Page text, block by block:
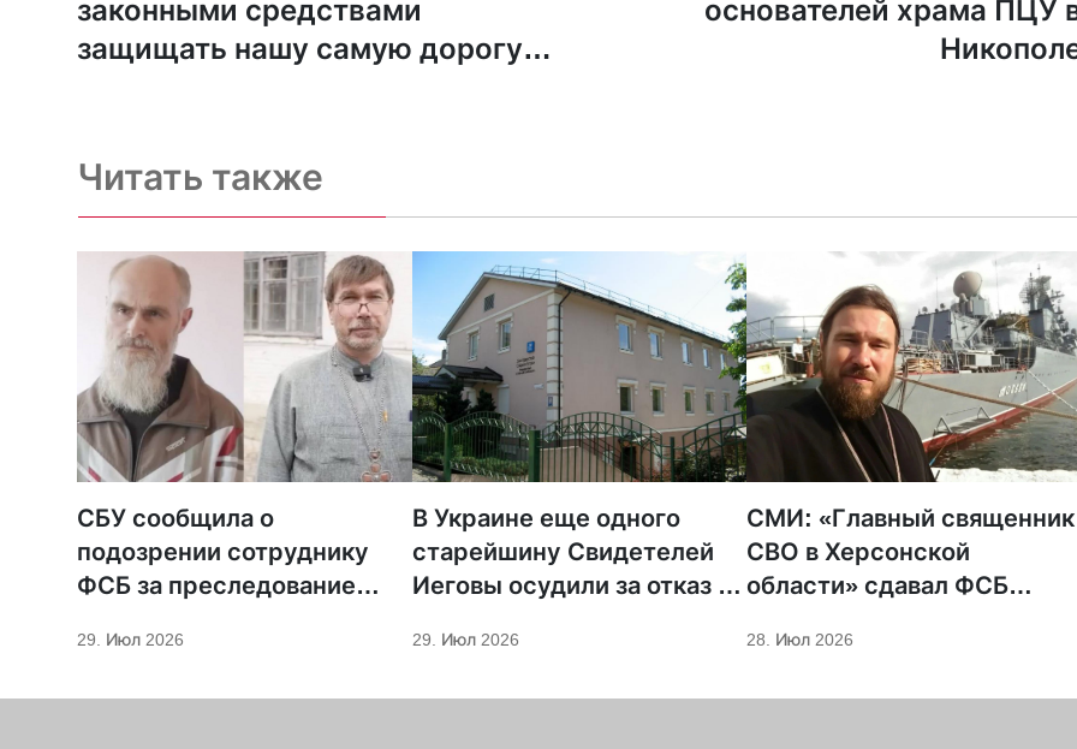
законными средствами
защищать нашу самую дорогую
основателей храма ПЦУ
Читать также
СБУ сообщила о
подозрении сотруднику
ФСБ за преследование
29. Июл 2026
В Украине еще одного
старейшину Свидетелей
Иеговы осудили за отказ от
29. Июл 2026
СМИ: «Главный священник
СВО в Херсонской
области» сдавал ФСБ
священников
28. Июл 2026